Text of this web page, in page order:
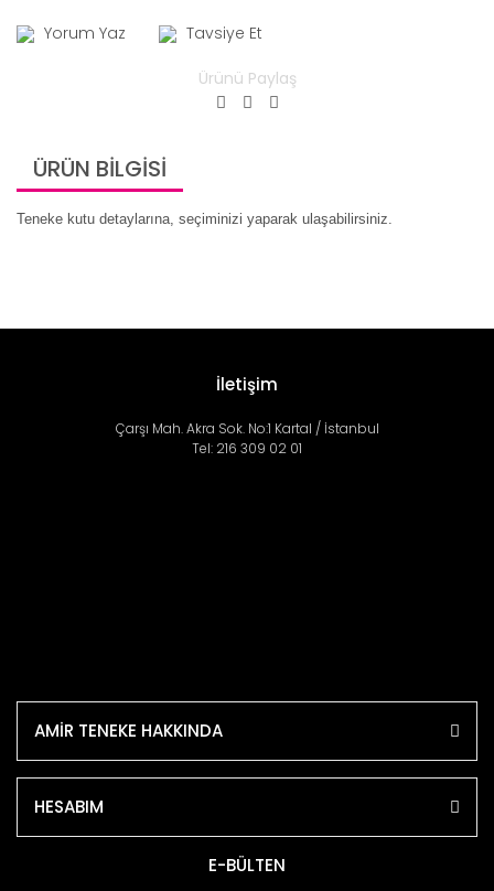
Yorum Yaz Tavsiye Et
Ürünü Paylaş
ÜRÜN BİLGİSİ
Teneke kutu detaylarına, seçiminizi yaparak ulaşabilirsiniz.
İletişim
Çarşı Mah. Akra Sok. No:1 Kartal / İstanbul
Tel: 216 309 02 01
AMİR TENEKE HAKKINDA
HESABIM
E-BÜLTEN